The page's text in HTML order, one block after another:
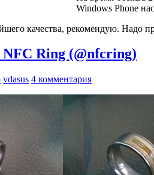
Windows Phone
качества, рекомендую. Надо
Ring (@nfcring)
vdasus 4 комментария